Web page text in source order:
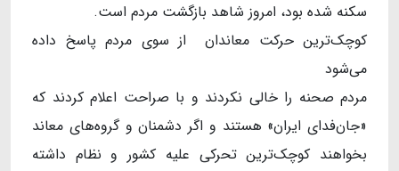
سکنه شده بود، امروز شاهد بازگشت مردم است.
کوچک‌ترین حرکت معاندان از سوی مردم پاسخ داده
می‌شود
مردم صحنه را خالی نکردند و با صراحت اعلام کردند که
«جان‌فدای ایران» هستند و اگر دشمنان و گروه‌های معاند
بخواهند کوچک‌ترین تحرکی علیه کشور و نظام داشته